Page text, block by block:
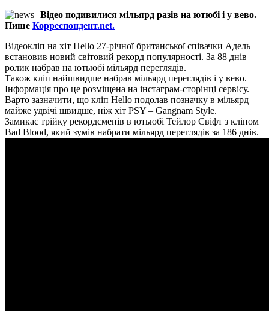
Відео подивилися мільярд разів на ютюбі і у вевo.
Пише Корреспондент.net.
Відеокліп на хіт Hello 27-річної британської співачки Адель
встановив новий світовий рекорд популярності. За 88 днів
ролик набрав на ютьюбі мільярд переглядів.
Також кліп найшвидше набрав мільярд переглядів і у вевo.
Інформація про це розміщена на інстаграм-сторінці сервісу.
Варто зазначити, що кліп Hello подолав позначку в мільярд
майже удвічі швидше, ніж хіт PSY – Gangnam Style.
Замикає трійку рекордсменів в ютьюбі Тейлор Свіфт з кліпом
Bad Blood, який зумів набрати мільярд переглядів за 186 днів.